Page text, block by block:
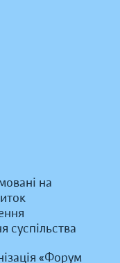
на
суспільства
«Форум